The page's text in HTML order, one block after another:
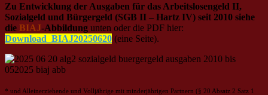
Zu Entwicklung der Ausgaben für das Arbeitslosengeld II,
Sozialgeld und Bürgergeld (SGB II – Hartz IV) seit 2010 siehe
die BIAJ-Abbildung unten oder die PDF hier:
Download_BIAJ20250620 (eine Seite).
* und Alleinerziehende und Volljährige mit minderjährigen Partnern (§ 20 Absatz 2 Satz 1